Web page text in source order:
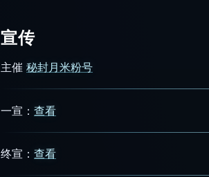
宣传
主催 秘封月米粉号
一宣： 查看
终宣： 查看